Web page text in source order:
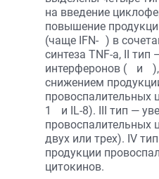
на введение
повышение
(чаще IFN- ) в
синтеза TNF-a, II тип
интерферонов (
и
снижением
провоспалительных
1
и IL-8). III тип —
провоспалительных
двух или трех). IV
продукции
цитокинов.